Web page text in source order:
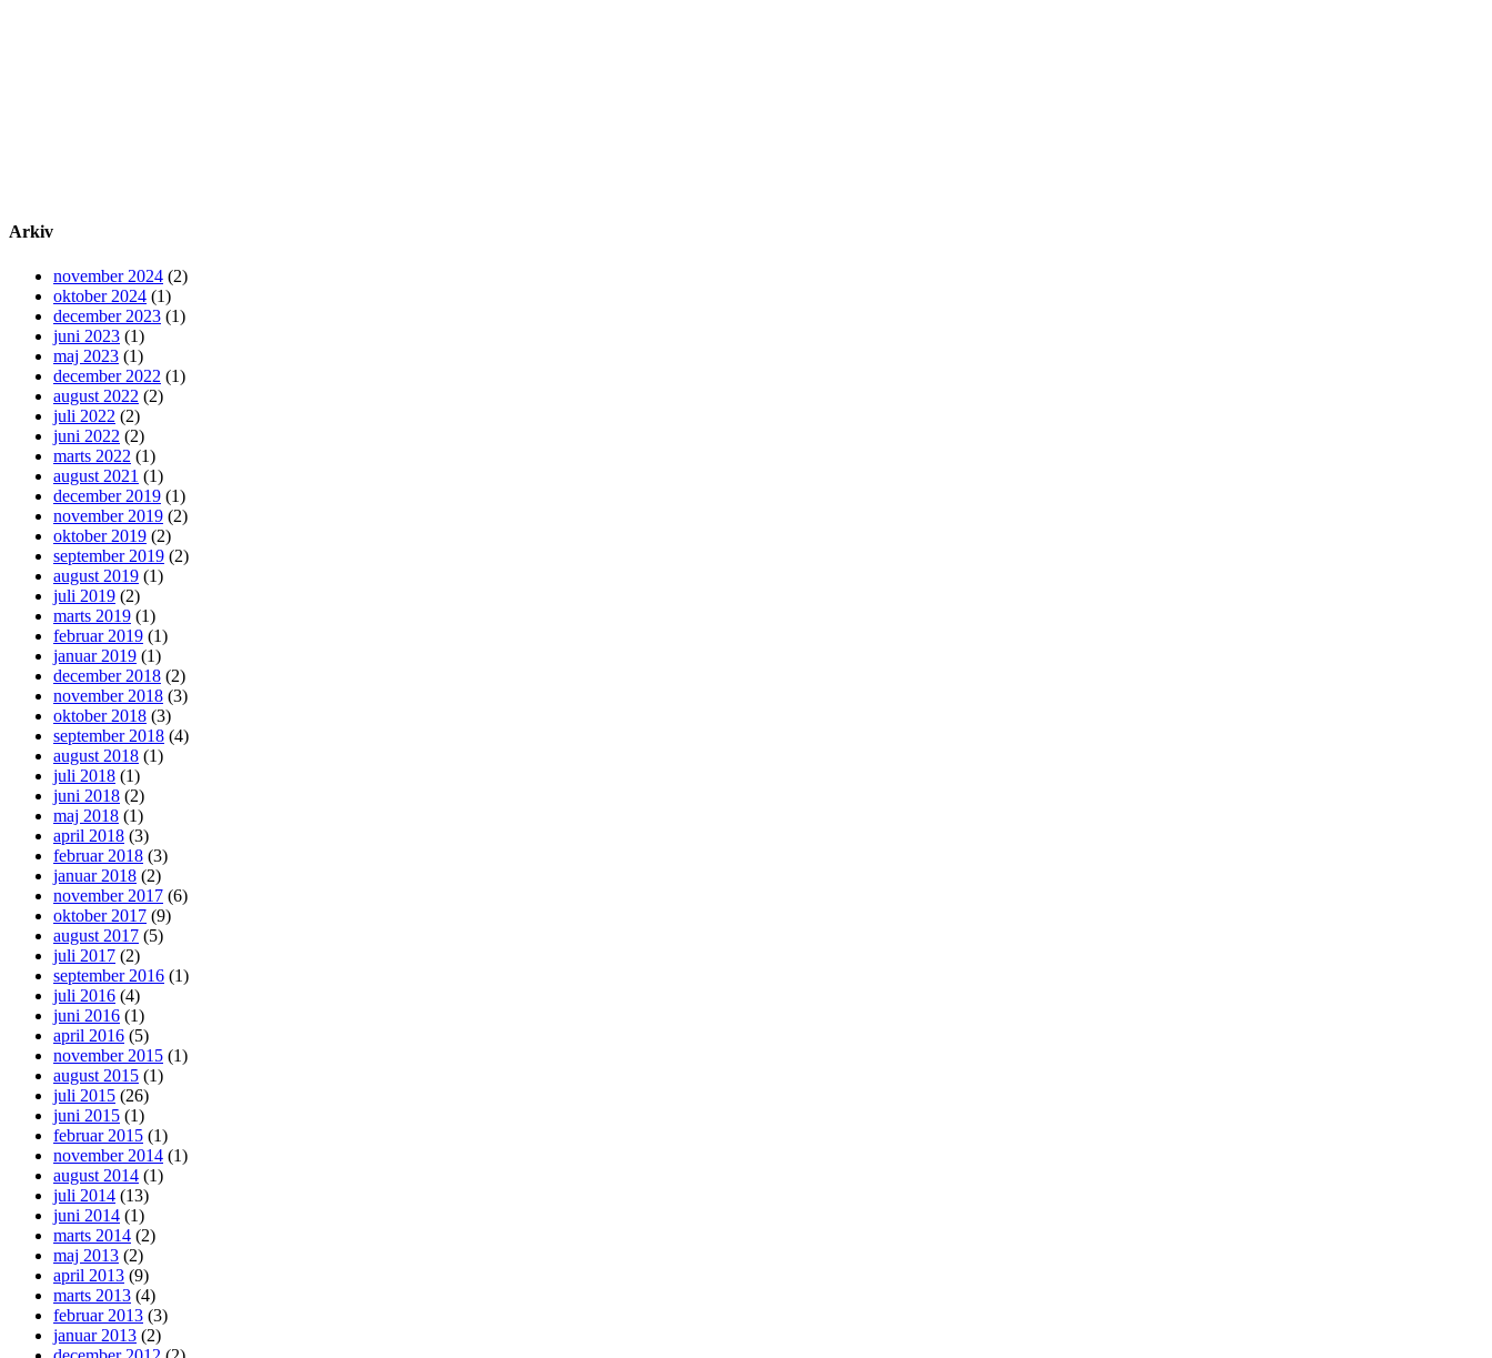
Arkiv
november 2024 (2)
oktober 2024 (1)
december 2023 (1)
juni 2023 (1)
maj 2023 (1)
december 2022 (1)
august 2022 (2)
juli 2022 (2)
juni 2022 (2)
marts 2022 (1)
august 2021 (1)
december 2019 (1)
november 2019 (2)
oktober 2019 (2)
september 2019 (2)
august 2019 (1)
juli 2019 (2)
marts 2019 (1)
februar 2019 (1)
januar 2019 (1)
december 2018 (2)
november 2018 (3)
oktober 2018 (3)
september 2018 (4)
august 2018 (1)
juli 2018 (1)
juni 2018 (2)
maj 2018 (1)
april 2018 (3)
februar 2018 (3)
januar 2018 (2)
november 2017 (6)
oktober 2017 (9)
august 2017 (5)
juli 2017 (2)
september 2016 (1)
juli 2016 (4)
juni 2016 (1)
april 2016 (5)
november 2015 (1)
august 2015 (1)
juli 2015 (26)
juni 2015 (1)
februar 2015 (1)
november 2014 (1)
august 2014 (1)
juli 2014 (13)
juni 2014 (1)
marts 2014 (2)
maj 2013 (2)
april 2013 (9)
marts 2013 (4)
februar 2013 (3)
januar 2013 (2)